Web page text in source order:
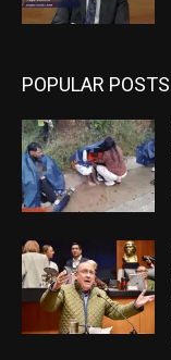
POPULAR POSTS